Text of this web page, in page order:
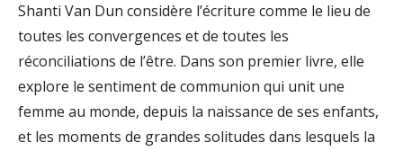
Shanti Van Dun considère l’écriture comme le lieu de
toutes les convergences et de toutes les
réconciliations de l’être. Dans son premier livre, elle
explore le sentiment de communion qui unit une
femme au monde, depuis la naissance de ses enfants,
et les moments de grandes solitudes dans lesquels la